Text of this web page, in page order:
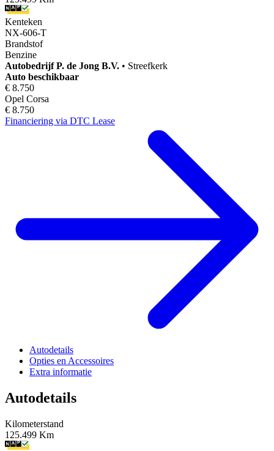
Kenteken
NX-606-T
Brandstof
Benzine
AutobedrijfP. de Jong B.V. • Streefkerk
Auto beschikbaar
€ 8.750
Opel Corsa
€ 8.750
Financiering via DTC Lease
Autodetails
Opties en Accessoires
Extra informatie
Autodetails
Kilometerstand
125.499 Km